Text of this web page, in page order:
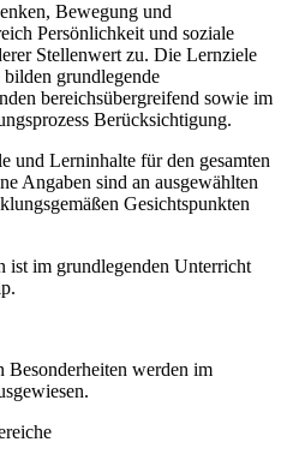
Bewegung und
Persönlichkeit und soziale
Stellenwert zu. Die Lernziele
grundlegende
bereichsübergreifend sowie im
Berücksichtigung.
und Lerninhalte für den gesamten
Angaben sind an ausgewählten
Gesichtspunkten
ist im grundlegenden Unterricht
Besonderheiten werden im